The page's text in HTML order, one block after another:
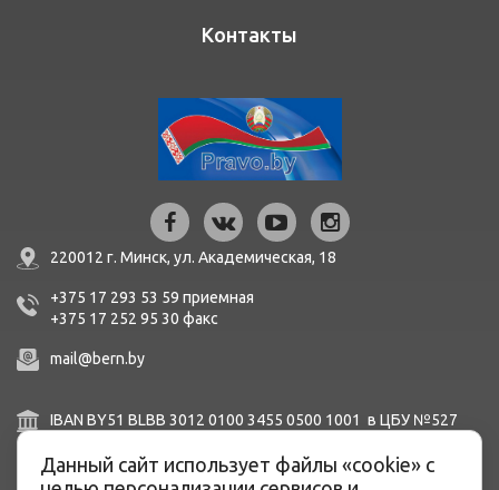
Контакты
220012 г. Минск, ул. Академическая, 18
+375 17 293 53 59 приемная
+375 17 252 95 30 факc
mail@bern.by
IBAN BY51 BLBB 3012 0100 3455 0500 1001 в ЦБУ №527
8Н,
BIC BLBBBY2X
Данный сайт использует файлы «cookie» с